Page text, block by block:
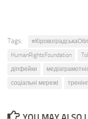
Tags:
HumanRightsFoundation
діпфейки
соціальні мережі
тренінг